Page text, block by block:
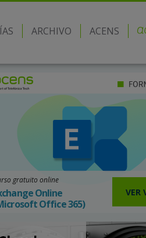
ARCHIVO ACENS
gratuito online
Online
Office 365)
VER